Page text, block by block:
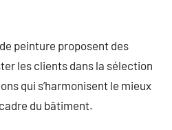
peinture proposent des
les clients dans la sélection
qui s’harmonisent le mieux
du bâtiment.